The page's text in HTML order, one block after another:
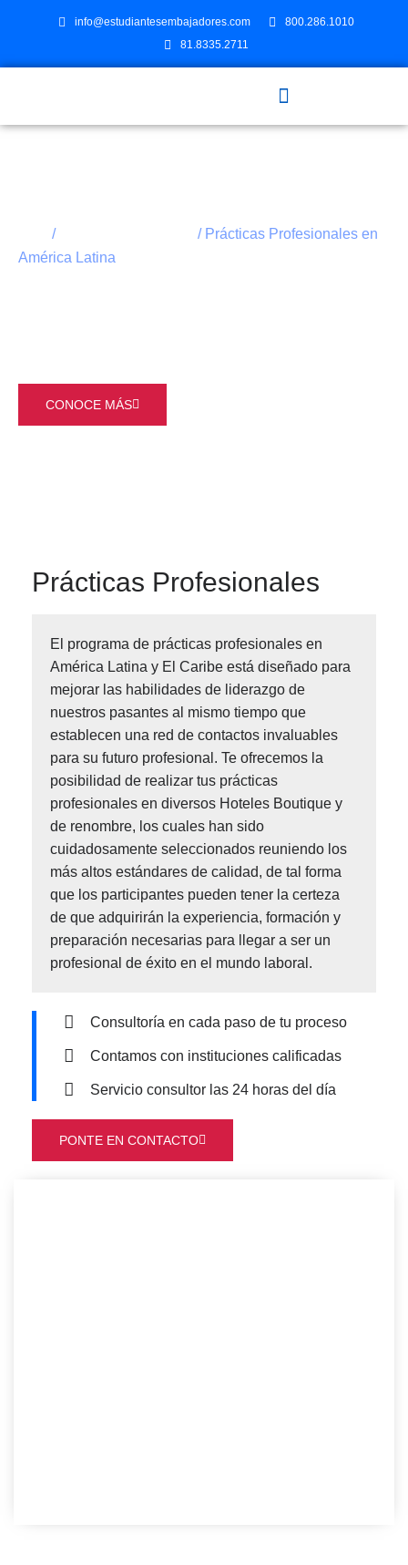
info@estudiantesembajadores.com
800.286.1010
81.8335.2711
/
/ Prácticas Profesionales en
América Latina
CONOCE MÁS
Prácticas Profesionales
El programa de prácticas profesionales en
América Latina y El Caribe está diseñado para
mejorar las habilidades de liderazgo de
nuestros pasantes al mismo tiempo que
establecen una red de contactos invaluables
para su futuro profesional. Te ofrecemos la
posibilidad de realizar tus prácticas
profesionales en diversos Hoteles Boutique y
de renombre, los cuales han sido
cuidadosamente seleccionados reuniendo los
más altos estándares de calidad, de tal forma
que los participantes pueden tener la certeza
de que adquirirán la experiencia, formación y
preparación necesarias para llegar a ser un
profesional de éxito en el mundo laboral.
Consultoría en cada paso de tu proceso
Contamos con instituciones calificadas
Servicio consultor las 24 horas del día
PONTE EN CONTACTO